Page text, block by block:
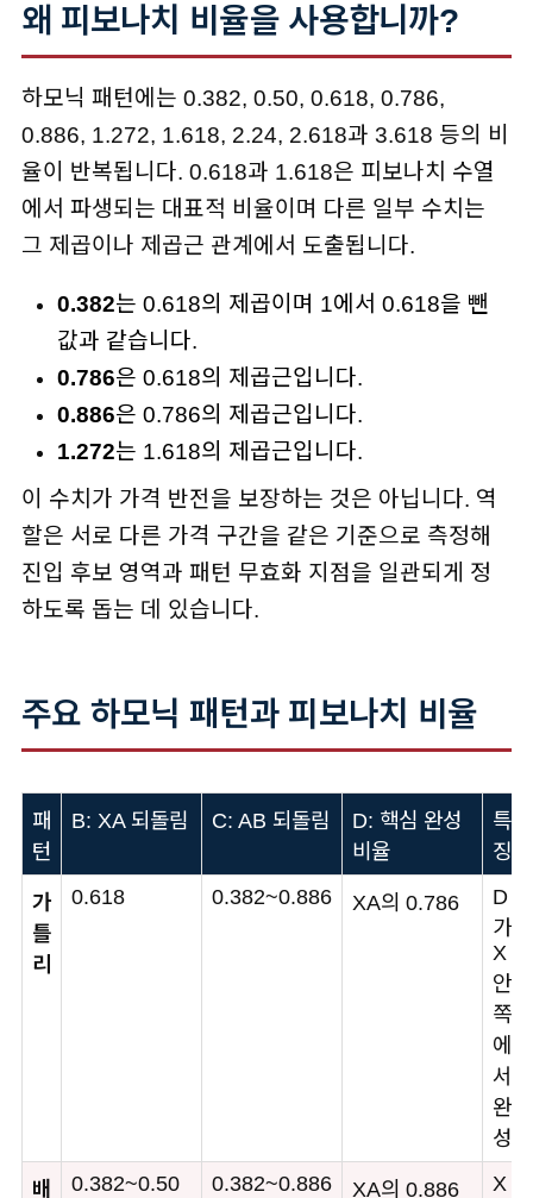
왜 피보나치 비율을 사용합니까?
하모닉 패턴에는 0.382, 0.50, 0.618, 0.786,
0.886, 1.272, 1.618, 2.24, 2.618과 3.618 등의 비
율이 반복됩니다. 0.618과 1.618은 피보나치 수열
에서 파생되는 대표적 비율이며 다른 일부 수치는
그 제곱이나 제곱근 관계에서 도출됩니다.
0.382는 0.618의 제곱이며 1에서 0.618을 뺀
값과 같습니다.
0.786은 0.618의 제곱근입니다.
0.886은 0.786의 제곱근입니다.
1.272는 1.618의 제곱근입니다.
이 수치가 가격 반전을 보장하는 것은 아닙니다. 역
할은 서로 다른 가격 구간을 같은 기준으로 측정해
진입 후보 영역과 패턴 무효화 지점을 일관되게 정
하도록 돕는 데 있습니다.
주요 하모닉 패턴과 피보나치 비율
패
턴
B: XA 되돌림 C: AB 되돌림
D: 핵심 완성
비율
특
징
가
틀
리
0.618 0.382~0.886 XA의 0.786
D
가
X
안
쪽
에
서
완
성
배 0.382~0.50 0.382~0.886 XA의 0.886 X